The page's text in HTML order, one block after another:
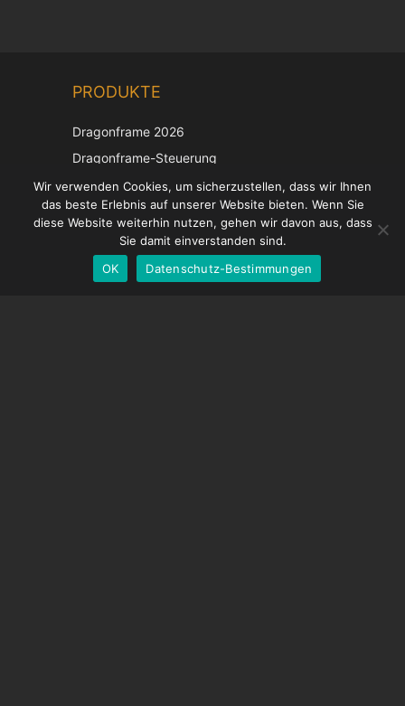
PRODUKTE
Dragonframe 2026
Dragonframe-Steuerung
DDMX-512
DMC-32
EOS LV-Korrekturkappe
Wir verwenden Cookies, um sicherzustellen, dass wir Ihnen
das beste Erlebnis auf unserer Website bieten. Wenn Sie
diese Website weiterhin nutzen, gehen wir davon aus, dass
Sie damit einverstanden sind.
OK
Datenschutz-BestimmungenGerman
Spanish
French